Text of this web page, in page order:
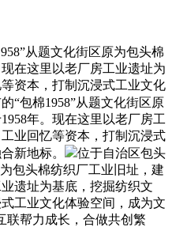
从题文化街区原为包头棉
在这里以老厂房工业遗址为
资本，打制沉浸式工业文化
“包棉1958”从题文化街区原
年。现在这里以老厂房工
业回忆等资本，打制沉浸式
新地标。
位于自治区包头
包头棉纺织厂工业旧址，建
遗址为基底，挖掘纺织文
工业文化体验空间，成为文
联帮力成长，合做共创繁